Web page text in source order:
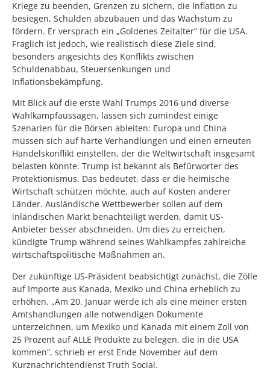
Kriege zu beenden, Grenzen zu sichern, die Inflation zu
besiegen, Schulden abzubauen und das Wachstum zu
fördern. Er versprach ein „Goldenes Zeitalter“ für die USA.
Fraglich ist jedoch, wie realistisch diese Ziele sind,
besonders angesichts des Konflikts zwischen
Schuldenabbau, Steuersenkungen und
Inflationsbekämpfung.
Mit Blick auf die erste Wahl Trumps 2016 und diverse
Wahlkampfaussagen, lassen sich zumindest einige
Szenarien für die Börsen ableiten: Europa und China
müssen sich auf harte Verhandlungen und einen erneuten
Handelskonflikt einstellen, der die Weltwirtschaft insgesamt
belasten könnte. Trump ist bekannt als Befürworter des
Protektionismus. Das bedeutet, dass er die heimische
Wirtschaft schützen möchte, auch auf Kosten anderer
Länder. Ausländische Wettbewerber sollen auf dem
inländischen Markt benachteiligt werden, damit US-
Anbieter besser abschneiden. Um dies zu erreichen,
kündigte Trump während seines Wahlkampfes zahlreiche
wirtschaftspolitische Maßnahmen an.
Der zukünftige US-Präsident beabsichtigt zunächst, die Zölle
auf Importe aus Kanada, Mexiko und China erheblich zu
erhöhen. „Am 20. Januar werde ich als eine meiner ersten
Amtshandlungen alle notwendigen Dokumente
unterzeichnen, um Mexiko und Kanada mit einem Zoll von
25 Prozent auf ALLE Produkte zu belegen, die in die USA
kommen“, schrieb er erst Ende November auf dem
Kurznachrichtendienst Truth Social.